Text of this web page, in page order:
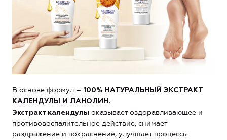
В основе формул – 100% НАТУРАЛЬНЫЙ ЭКСТРАКТ
КАЛЕНДУЛЫ И ЛАНОЛИН.
Экстракт календулы оказывает оздоравливающее и
противовоспалительное действие, снимает
раздражение и покраснение, улучшает процессы